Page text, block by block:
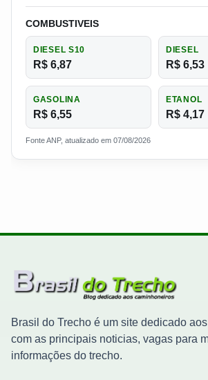
COMBUSTIVEIS
DIESEL S10
R$ 6,87
DIESEL
R$ 6,53
GASOLINA
R$ 6,55
ETANOL
R$ 4,17
Fonte ANP, atualizado em 07/08/2026
Brasil do Trecho é um site dedicado
com as principais noticias, vagas para
informações do trecho.